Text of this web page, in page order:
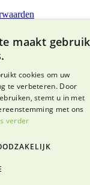
Lentjheuvel |
maakt gebruik
cookies om uw
te verbeteren. Door
stemt u in met
met ons
verder